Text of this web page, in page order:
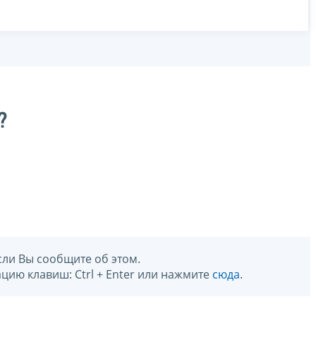
Вы сообщите об этом.
клавиш: Ctrl + Enter или нажмите сюда.